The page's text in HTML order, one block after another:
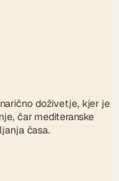
doživetje, kjer je
čar mediteranske
časa.